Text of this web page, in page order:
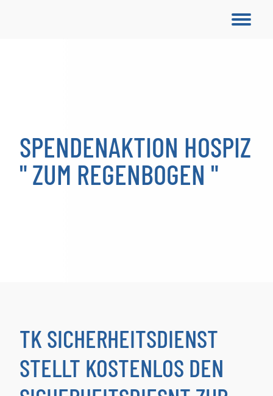
SPENDENAKTION HOSPIZ
" ZUM REGENBOGEN "
TK SICHERHEITSDIENST
STELLT KOSTENLOS DEN